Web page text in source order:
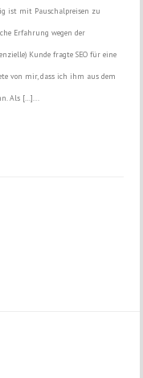
ist mit Pauschalpreisen zu
Erfahrung wegen der
Kunde fragte SEO für eine
von mir, dass ich ihm aus dem
Als […]...